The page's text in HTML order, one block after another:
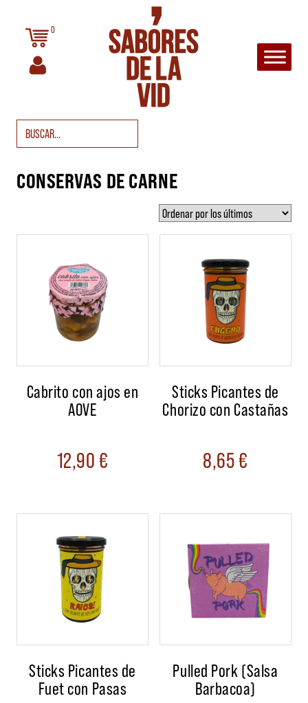
0
Buscar:
CONSERVAS DE CARNE
Cabrito con ajos en
AOVE
12,90€
Sticks Picantes de
Chorizo con Castañas
8,65€
Sticks Picantes de
Fuet con Pasas
Pulled Pork (Salsa
Barbacoa)